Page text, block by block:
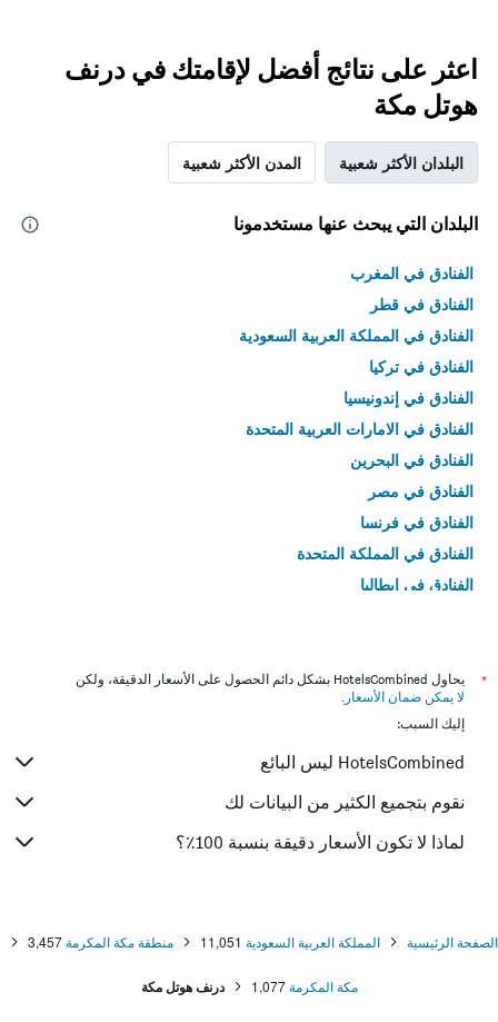
اعثر على نتائج أفضل لإقامتك في درنف
هوتل مكة
البلدان الأكثر شعبية المدن الأكثر شعبية
البلدان التي يبحث عنها مستخدمونا
الفنادق في المغرب
الفنادق في قطر
الفنادق في المملكة العربية السعودية
الفنادق في تركيا
الفنادق في إندونيسيا
الفنادق في الامارات العربية المتحدة
الفنادق في البحرين
الفنادق في مصر
الفنادق في فرنسا
الفنادق في المملكة المتحدة
الفنادق في إيطاليا
*
يحاول HotelsCombined بشكل دائم الحصول على الأسعار الدقيقة، ولكن
لا يمكن ضمان الأسعار .
إليك السبب:
HotelsCombined ليس البائع
نقوم بتجميع الكثير من البيانات لك
لماذا لا تكون الأسعار دقيقة بنسبة 100٪؟
الصفحة الرئيسية المملكة العربية السعودية 11,051 منطقة مكة المكرمة 3,457
مكة المكرمة 1,077 درنف هوتل مكة